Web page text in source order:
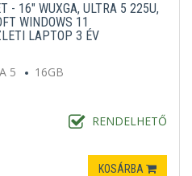
- 16" WUXGA, ULTRA 5 225U,
WINDOWS 11
LAPTOP 3 ÉV
5
16GB
RENDELHETŐ
KOSÁRBA